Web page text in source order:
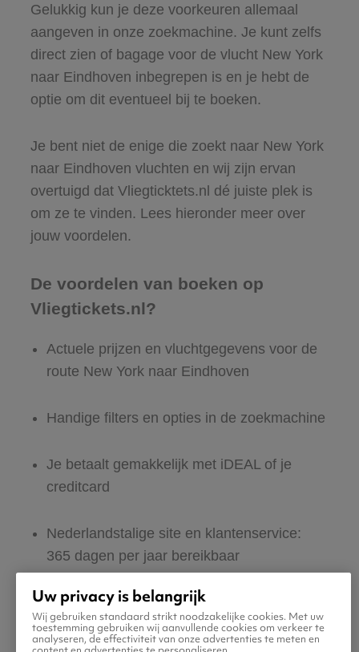
Gelukkig kun je deze voorkeuren allemaal
aangeven in onze zoekmachine. Je kunt zelfs
direct zien of bagage voor de vlucht New York
naar Eindhoven inbegrepen is en je hebt de
optie om dit eventueel bij te boeken.
Je bent niet de enige die zoekt naar New York
naar Eindhoven vluchten en wij zijn ervan
overtuigd dat Vliegticktets.nl dé juiste plek is
om ze te vinden. Lees hieronder meer over
jouw voordelen.
De voordelen van boeken op
Vliegtickets.nl?
Actuele prijzen en vluchtgegevens voor de
route New York naar Eindhoven
Handige filters en opties in de zoekmachine
Je betaalt gemakkelijk met iDEAL of je
creditcard
Nederlandstalige site en klantenservice:
365 dagen per jaar bereikbaar
Zeker van veilig boeken en betalen
Boek ook direct een hotel of huurauto voor
Uw privacy is belangrijk
Wij gebruiken standaard strikt noodzakelijke cookies. Met uw
toestemming gebruiken wij aanvullende cookies om verkeer te
analyseren, de effectiviteit van onze advertenties te meten en